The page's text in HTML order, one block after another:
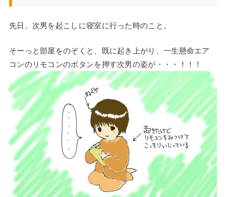
先日、次男を起こしに寝室に行った時のこと。
そーっと部屋をのぞくと、既に起き上がり、一生懸命エア
コンのリモコンのボタンを押す次男の姿が・・・！！！